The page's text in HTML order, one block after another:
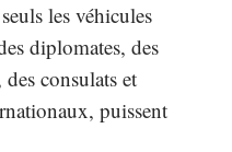
les véhicules
diplomates, des
consulats et
puissent